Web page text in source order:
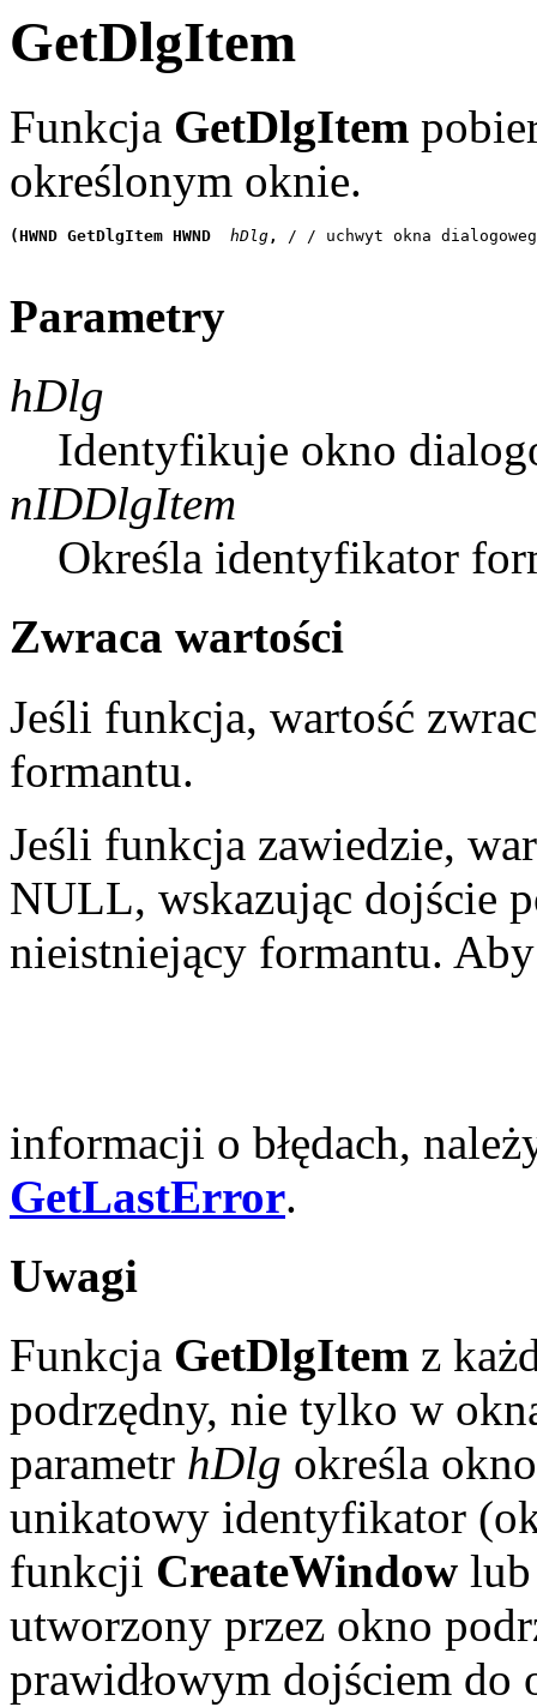
GetDlgItem
Funkcja GetDlgItem
określonym oknie.
(HWND GetDlgItem HWND hDlg, / / uchwyt okna
Parametry
hDlg
Identyfikuje okno
nIDDlgItem
Określa identyfikator
Zwraca wartości
Jeśli funkcja, wartość
formantu.
Jeśli funkcja zawiedzie,
NULL, wskazując dojście
nieistniejący formantu.
informacji o błędach,
GetLastError.
Uwagi
Funkcja GetDlgItem z
podrzędny, nie tylko w
parametr hDlg określa
unikatowy identyfikator
funkcji CreateWindow
utworzony przez okno
prawidłowym dojściem do